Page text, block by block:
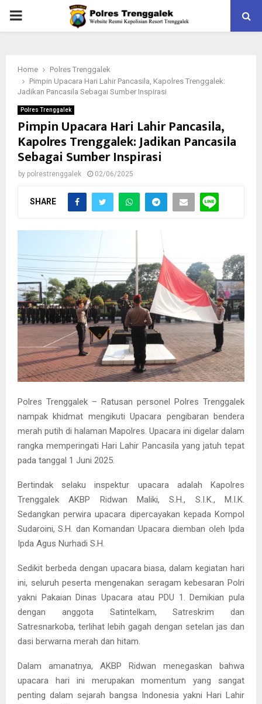
PRIMARY
Home
Polres Trenggalek
Pimpin Upacara Hari Lahir Pancasila, Kapolres Trenggalek:
Jadikan Pancasila Sebagai Sumber Inspirasi
Polres Trenggalek
Pimpin Upacara Hari Lahir Pancasila,
Kapolres Trenggalek: Jadikan Pancasila
Sebagai Sumber Inspirasi
by polrestrenggalek 02/06/2025
SHARE
Polres Trenggalek – Ratusan personel Polres Trenggalek
nampak khidmat mengikuti Upacara pengibaran bendera
merah putih di halaman Mapolres. Upacara ini digelar dalam
rangka memperingati Hari Lahir Pancasila yang jatuh tepat
pada tanggal 1 Juni 2025.
Bertindak selaku inspektur upacara adalah Kapolres
Trenggalek AKBP Ridwan Maliki, S.H., S.I.K., M.I.K.
Sedangkan perwira upacara dipercayakan kepada Kompol
Sudaroini, S.H. dan Komandan Upacara diemban oleh Ipda
Ipda Agus Nurhadi S.H.
Sedikit berbeda dengan upacara biasa, dalam kegiatan hari
ini, seluruh peserta mengenakan seragam kebesaran Polri
yakni Pakaian Dinas Upacara atau PDU 1. Demikian pula
dengan anggota Satintelkam, Satreskrim dan
Satresnarkoba, terlihat lebih gagah dengan setelan jas dan
dasi berwarna merah dan hitam.
Dalam amanatnya, AKBP Ridwan menegaskan bahwa
upacara hari ini merupakan momentum yang sangat
penting dalam sejarah bangsa Indonesia yakni Hari Lahir